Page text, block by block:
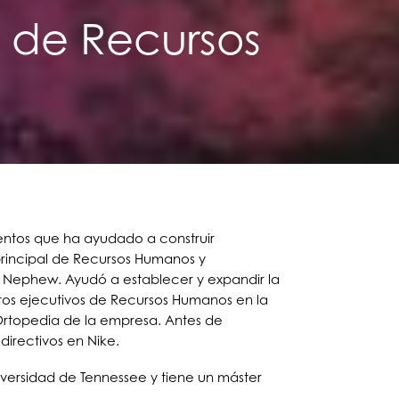
Recursos
que ha ayudado a construir
de Recursos Humanos y
Ayudó a establecer y expandir la
ejecutivos de Recursos Humanos en la
de la empresa. Antes de
en Nike.
de Tennessee y tiene un máster